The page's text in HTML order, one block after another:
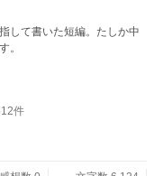
して書いた短編。たしか中
。
件